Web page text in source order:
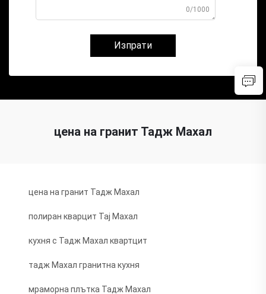
0/1000
Изпрати
цена на гранит Тадж Махал
цена на гранит Тадж Махал
полиран кварцит Тај Махал
кухня с Тадж Махал квартцит
тадж Махал гранитна кухня
мраморна плътка Тадж Махал